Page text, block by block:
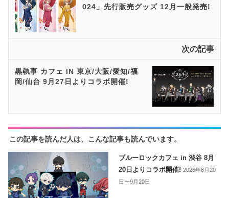
024」先行販売グッズ 12月一般発売!
次の記事
黒執事 カフェ IN 東京/大阪/愛知/福
岡/仙台 9月27日よりコラボ開催!
この記事を読んだ人は、こんな記事も読んでいます。
ブルーロックカフェ in 渋谷 8月
20日よりコラボ開催!2026年8月20
日〜9月20日